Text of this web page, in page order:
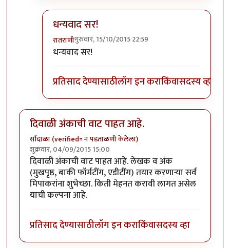
धन्यवाद सर!
रातराणीगुरुवार, 15/10/2015 22:59
In reply to
धन्यवाद सर!
प्रतिसाद देण्यासाठीलॉग इन कराकिंवासदस्य व्हा
दिवाळी अंकाची वाट पाहत आहे.
सौंदाळा (verified= न पडताळणी केलेला)
शुक्रवार, 04/09/2015 15:00
दिवाळी अंकाची वाट पाहत आहे. लेखक व अंक
(मुखपृष्ठ, बाकी फॉर्मटींग, एडीटींग) तयार करणार्‍या सर्व
मिपाकरांना शुभेच्छा. किती मेहनत करावी लागत असेल
याची कल्पना आहे.
प्रतिसाद देण्यासाठीलॉग इन कराकिंवासदस्य व्हा